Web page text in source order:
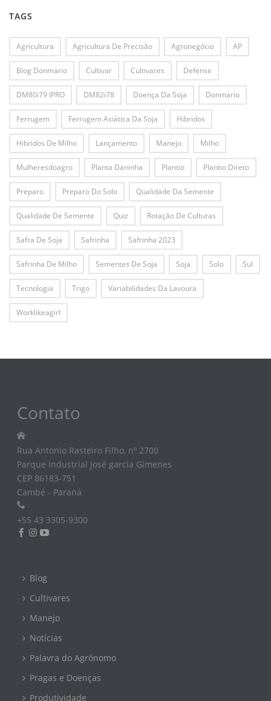
TAGS
Agricultura Agricultura De Precisão Agronegócio AP
Blog Donmario Cultivar Cultivares Defense
DM80i79 IPRO DM82i78 Doença Da Soja Donmario
Ferrugem Ferrugem Asiática Da Soja Hibridos
Hibridos De Milho Lançamento Manejo Milho
Mulheresdoagro Planta Daninha Plantio Plantio Direto
Preparo Preparo Do Solo Qualidade Da Semente
Qualidade De Semente Quiz Rotação De Culturas
Safra De Soja Safrinha Safrinha 2023
Safrinha De Milho Sementes De Soja Soja Solo Sul
Tecnologia Trigo Variabilidades Da Lavoura
Worklikeagirl
Contato
Rua Antonio Rasteiro Filho, nº 2700
Parque Industrial José garcia Gimenes
CEP 86183-751
Cambé - Paraná
+55 43 3305-9300
Blog
Cultivares
Manejo
Notícias
Palavra do Agrônomo
Pragas e Doenças
Produtividade